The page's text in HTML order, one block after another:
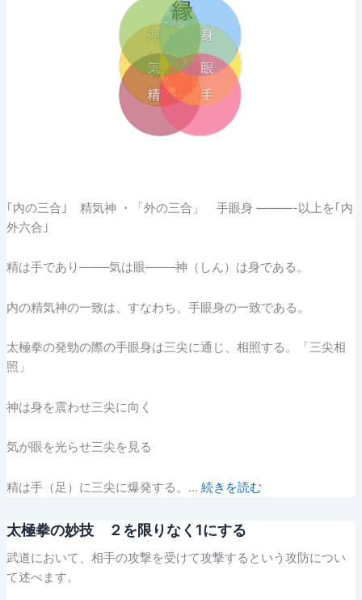
｢内の三合｣ 精気神 ・「外の三合」 手眼身 ———-以上を｢内
外六合｣
精は手であり——–気は眼——–神（しん）は身である。
内の精気神の一致は、すなわち、手眼身の一致である。
太極拳の発勁の際の手眼身は三尖に通じ、相照する。「三尖相
照」
神は身を震わせ三尖に向く
気が眼を光らせ三尖を見る
精は手（足）に三尖に爆発する。… 続きを読む
太極拳の妙技 ２を限りなく1にする
武道において、相手の攻撃を受けて攻撃するという攻防につい
て述べます。